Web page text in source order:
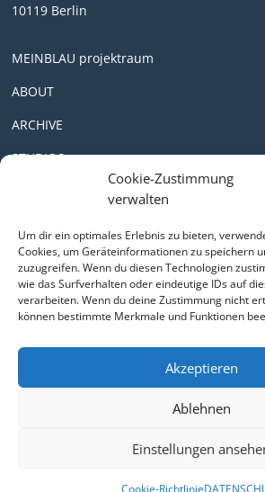
Cookie-Zustimmung
verwalten
Um dir ein optimales Erlebnis zu bieten,
Cookies, um Geräteinformationen zu speichern
zuzugreifen. Wenn du diesen Technologien
wie das Surfverhalten oder eindeutige IDs auf
verarbeiten. Wenn du deine Zustimmung nicht
können bestimmte Merkmale und Funktionen
Akzeptieren
Ablehnen
Einstellungen
Cookie-Richtlinie
10119 Berlin
MEINBLAU projektraum
ABOUT
ARCHIVE
STUDIOS
NEWSLETTER
IMPRINT
DISCLAIMER
PRIVACY POLICY
© 2026 MEINBLAU